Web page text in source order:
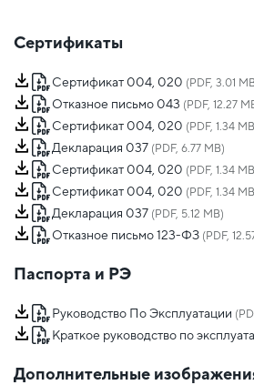
Сертификаты
Сертификат 004, 020 (PDF, 3.01
Отказное письмо 043 (PDF, 12.27
Сертификат 004, 020 (PDF, 1.34
Декларация 037 (PDF, 6.77 MB)
Сертификат 004, 020 (PDF, 1.34
Сертификат 004, 020 (PDF, 1.34
Декларация 037 (PDF, 5.12 MB)
Отказное письмо 123-ФЗ (PDF,
Паспорта и РЭ
Руководство По Эксплуатации
Краткое руководство по
Дополнительные